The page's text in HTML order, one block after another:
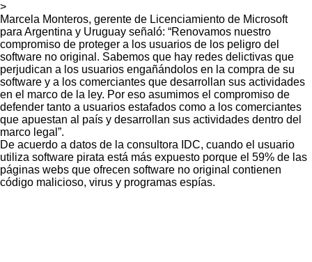
>
Marcela Monteros, gerente de Licenciamiento de Microsoft
para Argentina y Uruguay señaló: “Renovamos nuestro
compromiso de proteger a los usuarios de los peligro del
software no original. Sabemos que hay redes delictivas que
perjudican a los usuarios engañándolos en la compra de su
software y a los comerciantes que desarrollan sus actividades
en el marco de la ley. Por eso asumimos el compromiso de
defender tanto a usuarios estafados como a los comerciantes
que apuestan al país y desarrollan sus actividades dentro del
marco legal”.
De acuerdo a datos de la consultora IDC, cuando el usuario
utiliza software pirata está más expuesto porque el 59% de las
páginas webs que ofrecen software no original contienen
código malicioso, virus y programas espías.